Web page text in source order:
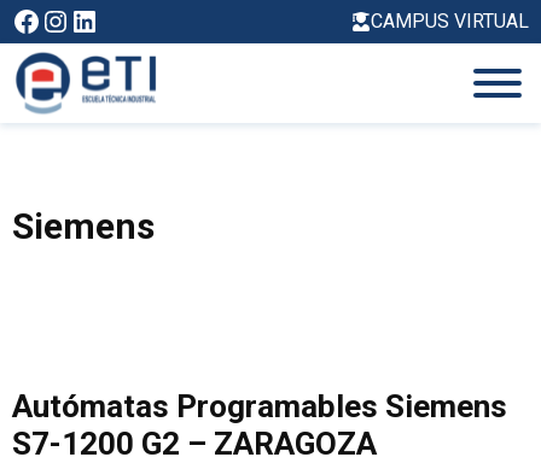
Saltar
al
contenido
Facebook
Instagram
LinkedIn CAMPUS VIRTUAL
Siemens
Autómatas Programables Siemens
S7-1200 G2 – ZARAGOZA